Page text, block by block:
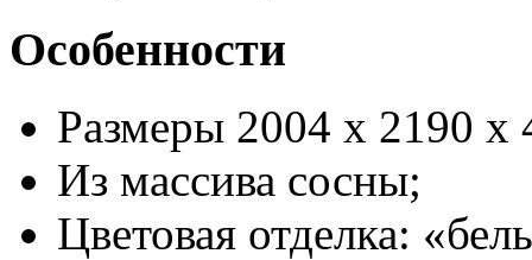
Особенности
Размеры 2004 x 2190 x
Из массива сосны;
Цветовая отделка: